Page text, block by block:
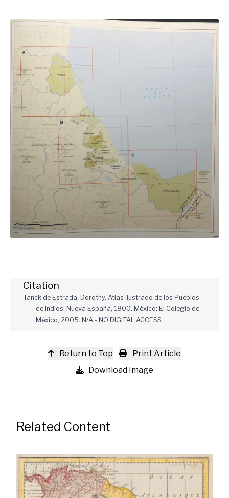
Citation
Tanck de Estrada, Dorothy. Atlas Ilustrado de los Pueblos
de Indios: Nueva España, 1800. México: El Colegio de
México, 2005. N/A - NO DIGITAL ACCESS
Return to Top
Print Article
Download Image
Related Content